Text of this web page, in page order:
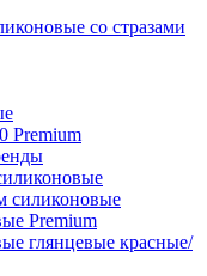
со стразами
Premium
силиконовые
Premium
глянцевые красные/